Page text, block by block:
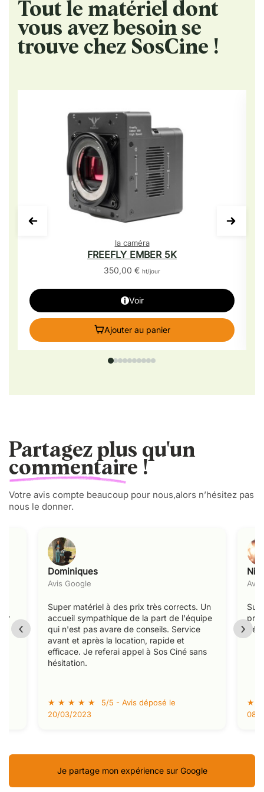
Tout le matériel dont
vous avez besoin se
trouve chez SosCine !
la caméra
FREEFLY EMBER 5K
350,00 € ht/jour
Voir
Ajouter au panier
Partagez plus qu'un
commentaire !
Votre avis compte beaucoup pour nous,alors n’hésitez pas
nous le donner.
Dominiques
Avis Google
Super matériel à des prix très corrects. Un
accueil sympathique de la part de l'équipe
qui n'est pas avare de conseils. Service
avant et après la location, rapide et
efficace. Je referai appel à Sos Ciné sans
hésitation.
★ ★ ★ ★ ★
5/5 - Avis déposé le
20/03/2023
★
08/
‹ ›
Je partage mon expérience sur Google